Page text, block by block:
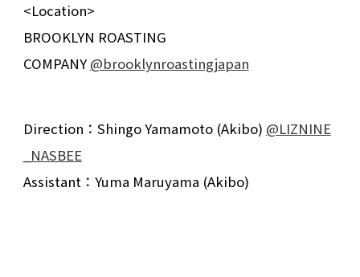
<Location>
BROOKLYN ROASTING
COMPANY @brooklynroastingjapan
Direction：Shingo Yamamoto (Akibo) @LIZNINE
_NASBEE
Assistant：Yuma Maruyama (Akibo)